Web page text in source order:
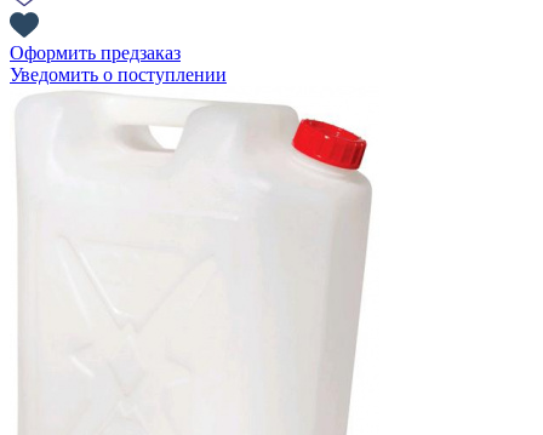
Оформить предзаказ
Уведомить о поступлении